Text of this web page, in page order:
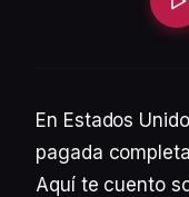
En Estados
pagada
Aquí te cuento